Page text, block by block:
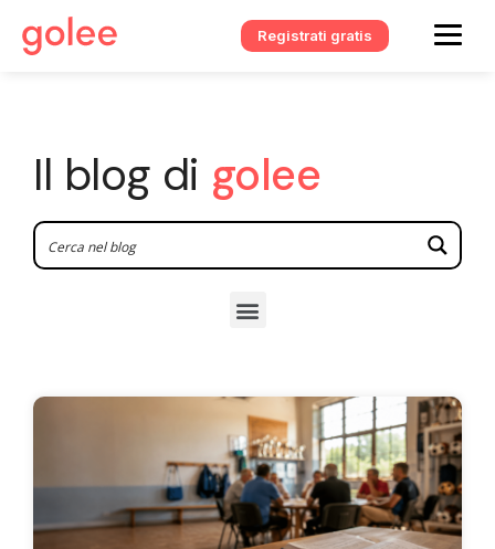
Registrati gratis
Il blog di golee